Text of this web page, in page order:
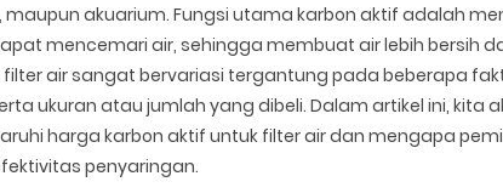
akuarium. Fungsi utama karbon aktif adalah
mencemari air, sehingga membuat air lebih bersih
air sangat bervariasi tergantung pada beberapa
ukuran atau jumlah yang dibeli. Dalam artikel ini, kita
harga karbon aktif untuk filter air dan mengapa
penyaringan.